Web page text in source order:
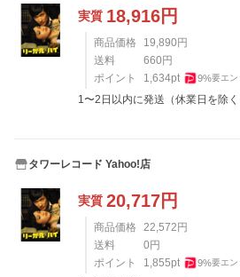
実質 18,916円
商品価格 19,890 円
送料
660 円
ポイント
1,634pt 9%要エン
1〜2日以内に発送（休業日を除く
タワーレコード Yahoo!店
実質 20,717円
商品価格 22,572 円
送料
0 円
ポイント
1,855pt 9%要エン